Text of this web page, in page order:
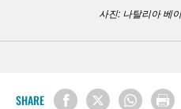
사진: 나탈리아 베
SHARE